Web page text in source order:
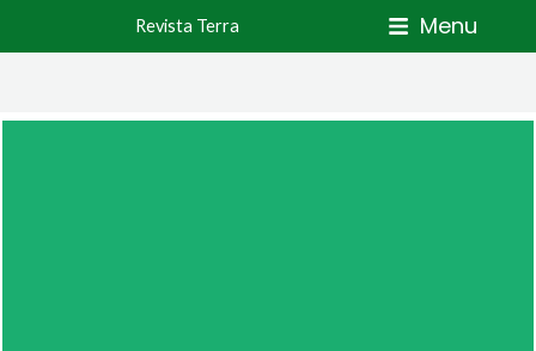
Revista Terra Menu